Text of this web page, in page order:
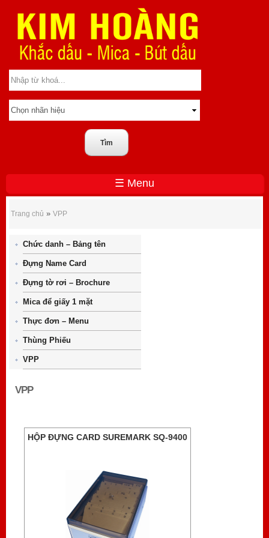
☰ Menu
Trang chủ » VPP
Chức danh – Bảng tên
Đựng Name Card
Đựng tờ rơi – Brochure
Mica để giấy 1 mặt
Thực đơn – Menu
Thùng Phiếu
VPP
VPP
HỘP ĐỰNG CARD SUREMARK SQ-9400